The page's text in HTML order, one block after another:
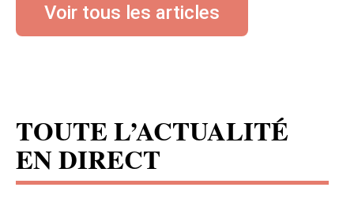
Voir tous les articles
TOUTE L’ACTUALITÉ
EN DIRECT